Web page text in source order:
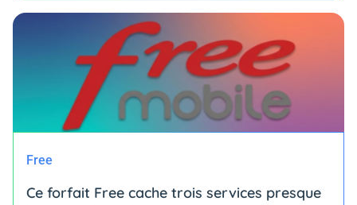
Free
Ce forfait Free cache trois services presque